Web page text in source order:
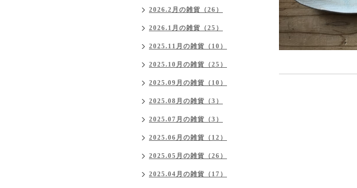
2026.2月の雑貨（26）
2026.1月の雑貨（25）
2025.11月の雑貨（10）
2025.10月の雑貨（25）
2025.09月の雑貨（10）
2025.08月の雑貨（3）
2025.07月の雑貨（3）
2025.06月の雑貨（12）
2025.05月の雑貨（26）
2025.04月の雑貨（17）